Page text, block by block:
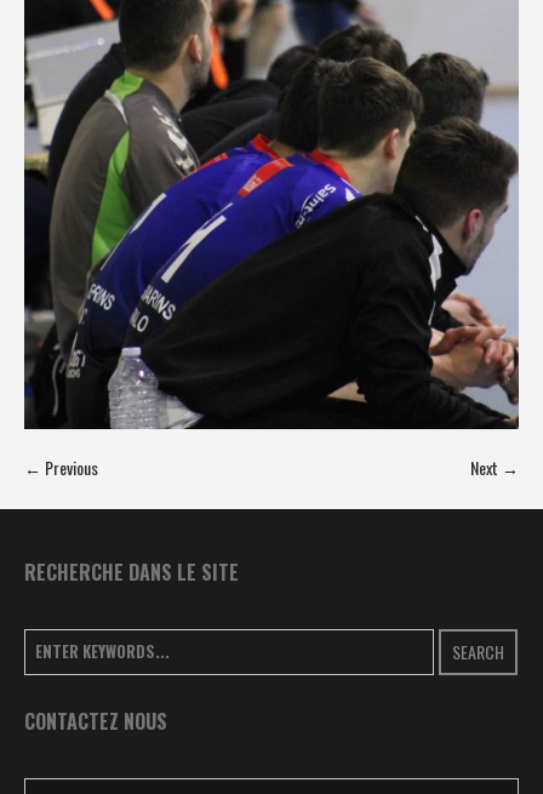
← Previous Next →
RECHERCHE DANS LE SITE
SEARCH
CONTACTEZ NOUS